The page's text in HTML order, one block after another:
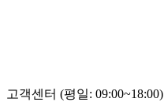
고객센터 (평일: 09:00~18:00)